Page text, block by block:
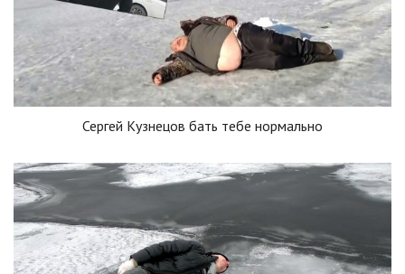
Сергей Кузнецов бать тебе нормально